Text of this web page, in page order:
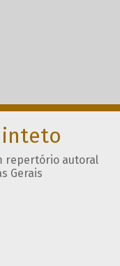
repertório autoral
Gerais